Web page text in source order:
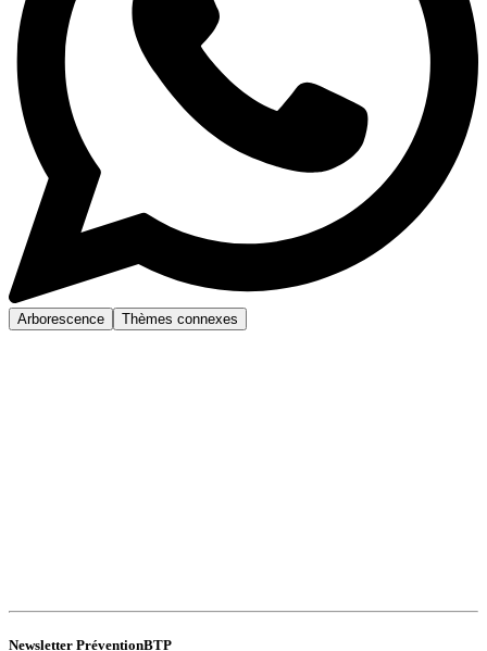
Arborescence Thèmes connexes
Newsletter PréventionBTP